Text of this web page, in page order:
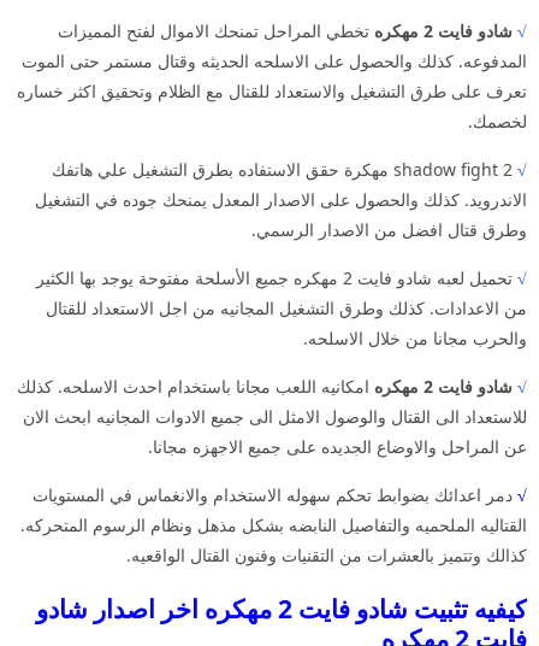
√ شادو فايت 2 مهكره
تخطي المراحل تمنحك الاموال لفتح المميزات
المدفوعه. كذلك والحصول على الاسلحه الحديثه وقتال مستمر حتى الموت
تعرف على طرق التشغيل والاستعداد للقتال مع الظلام وتحقيق اكثر خساره
لخصمك.
√
shadow fight 2 مهكرة حقق الاستفاده بطرق التشغيل علي هاتفك
الاندرويد. كذلك والحصول على الاصدار المعدل يمنحك جوده في التشغيل
وطرق قتال افضل من الاصدار الرسمي.
√
تحميل لعبه شادو فايت 2 مهكره جميع الأسلحة مفتوحة يوجد بها الكثير
من الاعدادات. كذلك وطرق التشغيل المجانيه من اجل الاستعداد للقتال
والحرب مجانا من خلال الاسلحه.
√ شادو فايت 2 مهكره
امكانيه اللعب مجانا باستخدام احدث الاسلحه. كذلك
للاستعداد الى القتال والوصول الامثل الى جميع الادوات المجانيه ابحث الان
عن المراحل والاوضاع الجديده على جميع الاجهزه مجانا.
√ دمر اعدائك بضوابط تحكم سهوله الاستخدام والانغماس في المستويات
القتاليه الملحميه والتفاصيل النابضه بشكل مذهل ونظام الرسوم المتحركه.
كذالك وتتميز بالعشرات من التقنيات وفنون القتال الواقعيه.
كيفيه تثبيت شادو فايت 2 مهكره اخر اصدار شادو
فايت 2 مهكره